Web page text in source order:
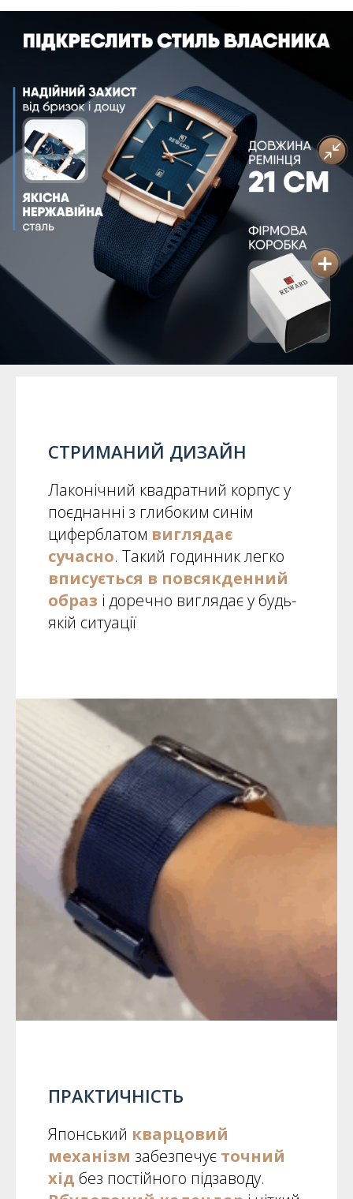
СТРИМАНИЙ ДИЗАЙН
Лаконічний квадратний корпус у
поєднанні з глибоким синім
циферблатом виглядає
сучасно. Такий годинник легко
вписується в повсякденний
образ і доречно виглядає у будь-
якій ситуації
ПРАКТИЧНІСТЬ
Японський кварцовий
механізм забезпечує точний
хід без постійного підзаводу.